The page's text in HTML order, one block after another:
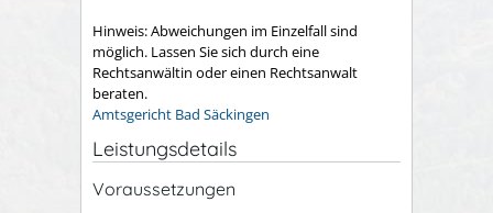
Hinweis: Abweichungen im Einzelfall sind
möglich. Lassen Sie sich durch eine
Rechtsanwältin oder einen Rechtsanwalt
beraten.
Amtsgericht Bad Säckingen
Leistungsdetails
Voraussetzungen